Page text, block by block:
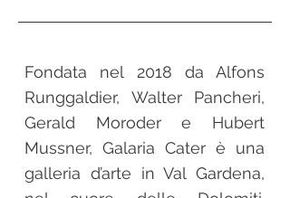
Fondata nel 2018 da Alfons
Runggaldier, Walter Pancheri,
Gerald Moroder e Hubert
Mussner, Galaria Cater è una
galleria d’arte in Val Gardena,